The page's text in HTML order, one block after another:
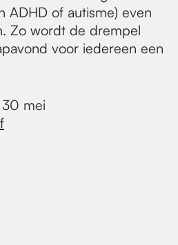
ADHD of autisme) even
Zo wordt de drempel
voor iedereen een
mei